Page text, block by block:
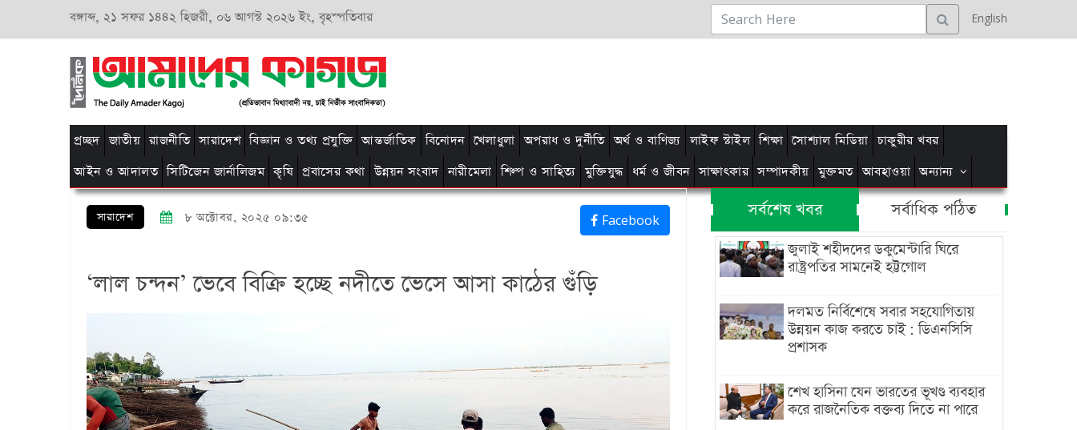
বঙ্গাব্দ, ২১ সফর ১৪৪২ হিজরী, ০৬ আগস্ট ২০২৬ ইং, বৃহস্পতিবার English
প্রচ্ছদ জাতীয় রাজনীতি সারাদেশ বিজ্ঞান ও তথ্য প্রযুক্তি আন্তর্জাতিক বিনোদন খেলাধুলা অপরাধ ও দুর্নীতি অর্থ ও বাণিজ্য লাইফ স্টাইল শিক্ষা সোশ্যাল মিডিয়া চাকুরীর খবর
আইন ও আদালত সিটিজেন জার্নালিজম কৃষি প্রবাসের কথা উন্নয়ন সংবাদ নারীমেলা শিল্প ও সাহিত্য মুক্তিযুদ্ধ ধর্ম ও জীবন সাক্ষাৎকার সম্পাদকীয় মুক্তমত আবহাওয়া অন্যান্য
সারাদেশ ৮ অক্টোবর, ২০২৫ ০৯:৩৫ Facebook
‘লাল চন্দন’ ভেবে বিক্রি হচ্ছে নদীতে ভেসে আসা কাঠের গুঁড়ি
সর্বশেষ খবর সর্বাধিক পঠিত
জুলাই শহীদদের ডকুমেন্টারি ঘিরে
রাষ্ট্রপতির সামনেই হট্টগোল
দলমত নির্বিশেষে সবার সহযোগিতায়
উন্নয়ন কাজ করতে চাই : ডিএনসিসি
প্রশাসক
শেখ হাসিনা যেন ভারতের ভূখণ্ড ব্যবহার
করে রাজনৈতিক বক্তব্য দিতে না পারে